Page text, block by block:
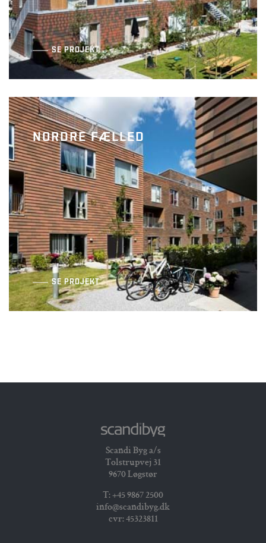
Kløverbladsgade
SE PROJEKT
NORDRE FÆLLED
SE PROJEKT
Scandi Byg a/s
Tolstrupvej 31
9670 Løgstør
T: +45 9867 2500
info@scandibyg.dk
cvr: 45323811